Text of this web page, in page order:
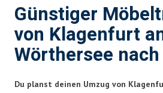
Günstiger
von Klagenfurt
Wörthersee
Du planst deinen Umzug von